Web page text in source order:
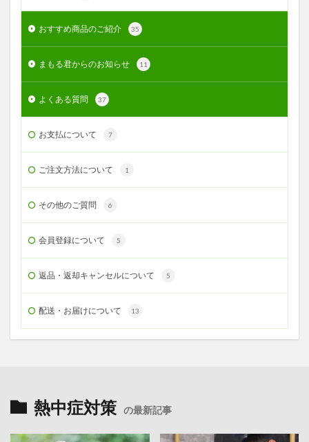
おすすめ商品のご紹介 35
まもる君からのお知らせ 11
よくある質問 37
お支払について 7
ご注文方法について 1
その他のご質問 6
会員登録について 5
返品・返却キャンセルについて 5
配送・お届けについて 13
熱中症対策 の最新記事